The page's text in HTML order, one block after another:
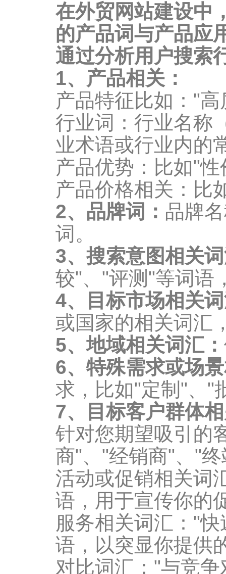
在外贸网站建设中
的产品词与产品应
通过分析用户搜索
1、产品相关：
产品特征比如："
行业词：行业名称
业术语或行业内的
产品优势：比如"
产品价格相关：比
2、品牌词： 品牌
词。
3、搜索意图相关
较"、"评测"等词语
4、目标市场相关
或国家的相关词汇
5、地域相关词汇：
6、特殊需求或场
求，比如"定制"、"
7、目标客户群体
针对您期望吸引的
商"、"经销商"、"
活动或促销相关词
语，用于宣传你的
服务相关词汇："
语，以突显你提供
对比词汇："与竞